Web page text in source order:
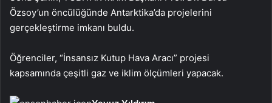
Özsoy’un öncülüğünde Antarktika’da projelerini
gerçekleştirme imkanı buldu.
Öğrenciler, “İnsansız Kutup Hava Aracı” projesi
kapsamında çeşitli gaz ve iklim ölçümleri yapacak.